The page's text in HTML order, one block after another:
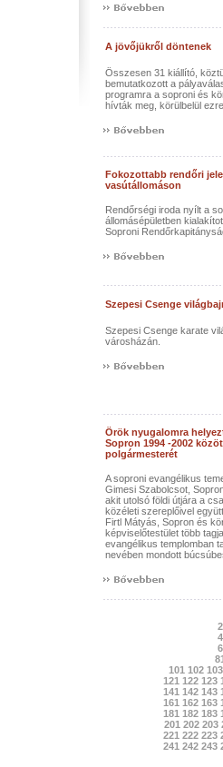
A jövőjükről döntenek
Összesen 31 kiállító,
bemutatkozott a
programra a soproni és
hívták meg, körülbelül
Fokozottabb rendőri
vasútállomáson
Rendőrségi iroda nyílt a
állomásépületben
Soproni
Szepesi Csenge
Szepesi Csenge karate
városházán.
Örök nyugalomra
Sopron 1994 -2002
polgármesterét
A soproni evangélikus
Gimesi Szabolcsot,
akit utolsó földi útjára a
közéleti szereplőivel
Firtl Mátyás, Sopron és
képviselőtestület több
evangélikus templomban
nevében mondott
81
101 102 103
121 122 123
141 142 143
161 162 163
181 182 183
201 202 203
221 222 223
241 242 243